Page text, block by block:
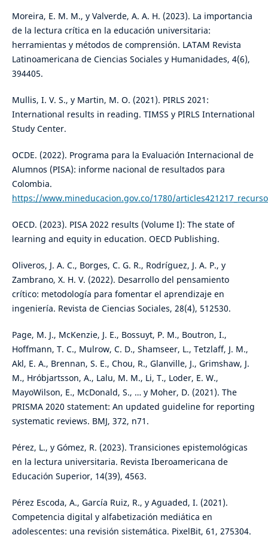
Moreira, E. M. M., y Valverde, A. A. H. (2023). La importancia
de la lectura crítica en la educación universitaria:
herramientas y métodos de comprensión. LATAM Revista
Latinoamericana de Ciencias Sociales y Humanidades, 4(6),
394405.
Mullis, I. V. S., y Martin, M. O. (2021). PIRLS 2021:
International results in reading. TIMSS y PIRLS International
Study Center.
OCDE. (2022). Programa para la Evaluación Internacional de
Alumnos (PISA): informe nacional de resultados para
Colombia.
https://www.mineducacion.gov.co/1780/
OECD. (2023). PISA 2022 results (Volume I): The state of
learning and equity in education. OECD Publishing.
Oliveros, J. A. C., Borges, C. G. R., Rodríguez, J. A. P., y
Zambrano, X. H. V. (2022). Desarrollo del pensamiento
crítico: metodología para fomentar el aprendizaje en
ingeniería. Revista de Ciencias Sociales, 28(4), 512530.
Page, M. J., McKenzie, J. E., Bossuyt, P. M., Boutron, I.,
Hoffmann, T. C., Mulrow, C. D., Shamseer, L., Tetzlaff, J. M.,
Akl, E. A., Brennan, S. E., Chou, R., Glanville, J., Grimshaw, J.
M., Hróbjartsson, A., Lalu, M. M., Li, T., Loder, E. W.,
MayoWilson, E., McDonald, S., … y Moher, D. (2021). The
PRISMA 2020 statement: An updated guideline for reporting
systematic reviews. BMJ, 372, n71.
Pérez, L., y Gómez, R. (2023). Transiciones epistemológicas
en la lectura universitaria. Revista Iberoamericana de
Educación Superior, 14(39), 4563.
Pérez Escoda, A., García Ruiz, R., y Aguaded, I. (2021).
Competencia digital y alfabetización mediática en
adolescentes: una revisión sistemática. PixelBit, 61, 275304.